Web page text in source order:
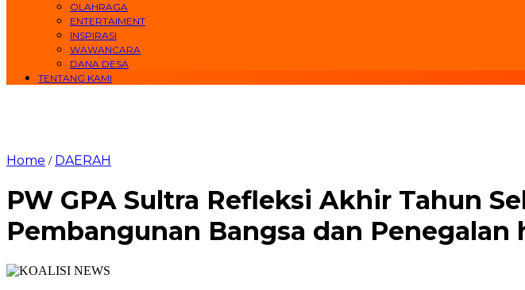
OLAHRAGA
ENTERTAIMENT
INSPIRASI
WAWANCARA
DANA DESA
TENTANG KAMI
Home / DAERAH
PW GPA Sultra Refleksi Akhir Tahun
Pembangunan Bangsa dan